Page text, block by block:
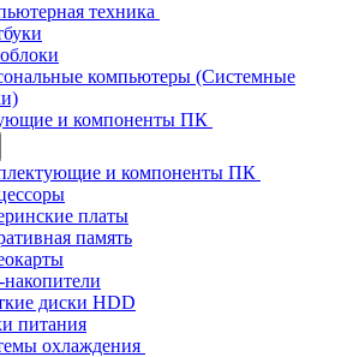
техника
компьютеры (Системные
и компоненты ПК
и компоненты ПК
платы
память
накопители
диски HDD
питания
охлаждения